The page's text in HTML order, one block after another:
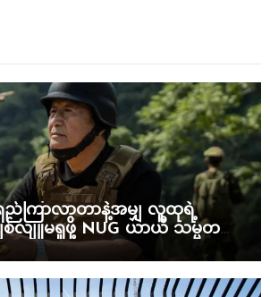
ည်ကြာလာတာနဲ့အမျှ လူထုရဲ့
စ်လျူမရှုဖို့ NUG ယာယီ သမ္မတ